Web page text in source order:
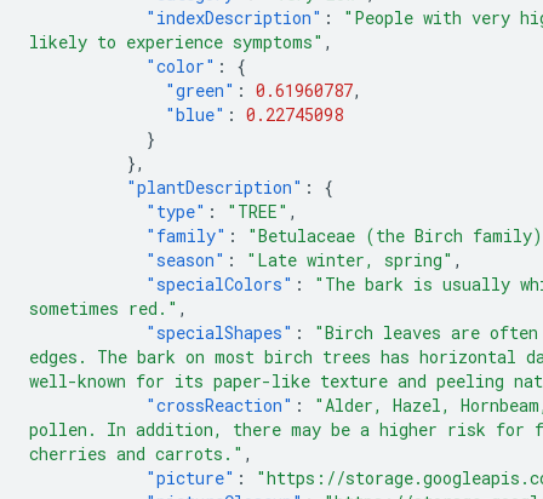
"indexDescription" :
"People with very
likely to experience symptoms" ,
"color" :
{
"green" : 0.61960787,
"blue" : 0.22745098
}
},
"plantDescription" :
{
"type" : "TREE" ,
"family" :
"Betulaceae (the Birch
"season" : "Late winter, spring" ,
"specialColors" :
"The bark is usually
sometimes red." ,
"specialShapes" :
"Birch leaves are
edges. The bark on most birch trees has
well-known for its paper-like texture and peeling
"crossReaction" :
"Alder, Hazel,
pollen. In addition, there may be a higher risk for
cherries and carrots." ,
"picture" :
"https://